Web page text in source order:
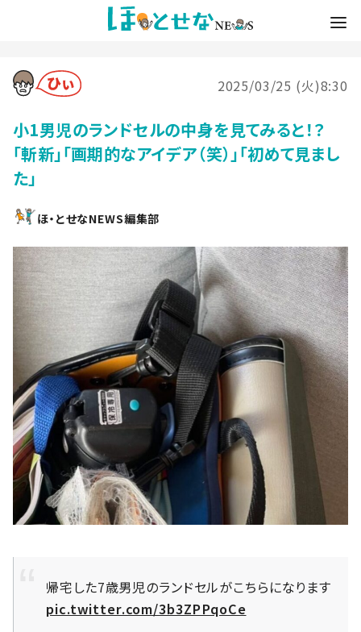
2025/03/25 (火)8:30
小1男児のランドセルの中身を見てみると！？
「斬新」「画期的なアイデア（笑）」「初めて見まし
た」
ほ・とせなNEWS編集部
帰宅した7歳男児のランドセルがこちらになります
pic.twitter.com/3b3ZPPqoCe